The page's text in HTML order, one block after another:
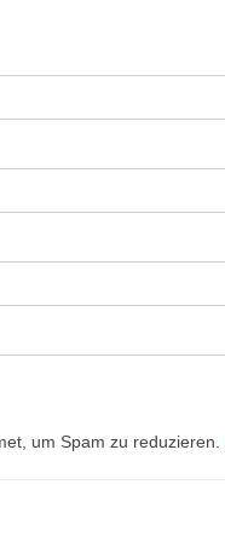
um Spam zu reduzieren.